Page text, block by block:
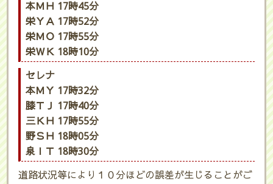
本ＭＨ 17時45分
栄ＹＡ 17時52分
栄ＭＯ 17時55分
栄ＷＫ 18時10分
セレナ
本ＭＹ 17時32分
膝ＴＪ 17時40分
三ＫＨ 17時55分
野ＳＨ 18時05分
泉ＩＴ 18時30分
道路状況等により１０分ほどの誤差が生じることがご